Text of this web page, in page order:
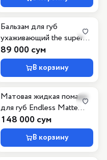
Бальзам для губ
ухаживающий the super
peptide glossy lip
treatment
89 000 сум
В корзину
Матовая жидкая помада
для губ Endless Matte
Liquid Lipstick, 080
148 000 сум
В корзину